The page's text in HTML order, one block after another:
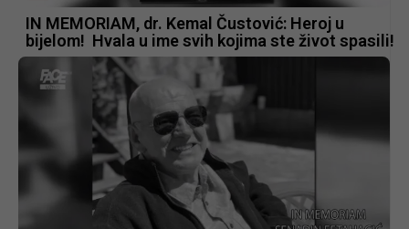
IN MEMORIAM, dr. Kemal Čustović: Heroj u
bijelom! Hvala u ime svih kojima ste život spasili!